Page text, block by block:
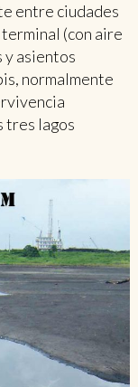
entre ciudades
(con aire
y asientos
normalmente
tres lagos